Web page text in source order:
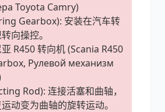
Toyota Camry)
Gearbox): 安装在汽车转
向操控。
R450 转向机 (Scania R450
Рулевой механизм
Rod): 连接活塞和曲轴，
动变为曲轴的旋转运动。